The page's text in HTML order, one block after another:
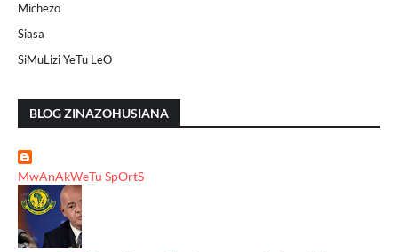
Michezo
Siasa
SiMuLizi YeTu LeO
BLOG ZINAZOHUSIANA
MwAnAkWeTu SpOrtS